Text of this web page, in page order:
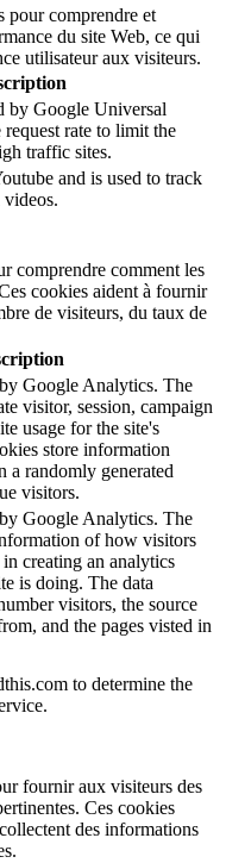
pour comprendre et
du site Web, ce qui
utilisateur aux visiteurs.
by Google Universal
rate to limit the
traffic sites.
and is used to track
comprendre comment les
cookies aident à fournir
de visiteurs, du taux de
Google Analytics. The
visitor, session, campaign
usage for the site's
store information
a randomly generated
visitors.
Google Analytics. The
of how visitors
creating an analytics
is doing. The data
visitors, the source
and the pages visted in
to determine the
fournir aux visiteurs des
Ces cookies
des informations